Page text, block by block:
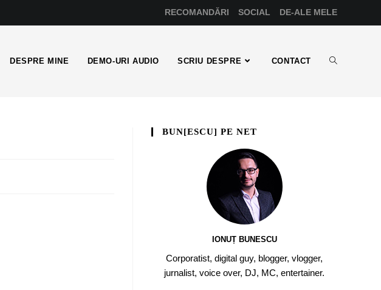
RECOMANDĂRI SOCIAL DE-ALE MELE
DESPRE MINE DEMO-URI AUDIO SCRIU DESPRE CONTACT
BUN[ESCU] PE NET
IONUȚ BUNESCU
Corporatist, digital guy, blogger, vlogger,
jurnalist, voice over, DJ, MC, entertainer.